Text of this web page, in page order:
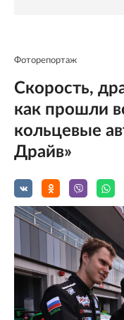
Фоторепортаж
Скорость,
как прошли
кольцевые
Драйв»